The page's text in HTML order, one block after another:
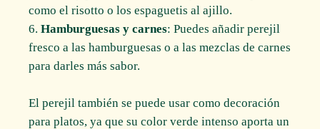
como el risotto o los espaguetis al ajillo.
Hamburguesas y carnes: Puedes añadir perejil
fresco a las hamburguesas o a las mezclas de carnes
para darles más sabor.
El perejil también se puede usar como decoración
para platos, ya que su color verde intenso aporta un